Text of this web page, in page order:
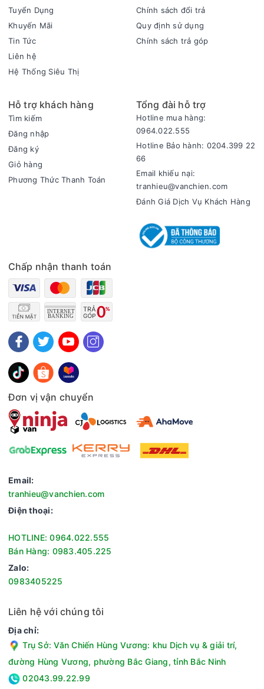
Tuyển Dụng
Khuyến Mãi
Tin Tức
Liên hệ
Hệ Thống Siêu Thị
Chính sách đổi trả
Quy định sử dụng
Chính sách trả góp
Hỗ trợ khách hàng
Tìm kiếm
Đăng nhập
Đăng ký
Giỏ hàng
Phương Thức Thanh Toán
Tổng đài hỗ trợ
Hotline mua hàng:
0964.022.555
Hotline Bảo hành: 0204.399 22
66
Email khiếu nại:
tranhieu@vanchien.com
Đánh Giá Dịch Vụ Khách Hàng
Chấp nhận thanh toán
Đơn vị vận chuyển
Email:
tranhieu@vanchien.com
Điện thoại:
HOTLINE: 0964.022.555
Bán Hàng: 0983.405.225
Zalo:
0983405225
Liên hệ với chúng tôi
Địa chỉ:
Trụ Sở: Văn Chiến Hùng Vương: khu Dịch vụ & giải trí,
đường Hùng Vương, phường Bắc Giang, tỉnh Bắc Ninh
02043.99.22.99